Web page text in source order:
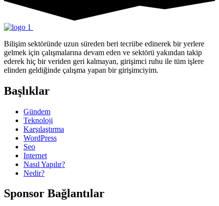
Bilişim sektöründe uzun süreden beri tecrübe edinerek bir yerlere
gelmek için çalışmalarına devam eden ve sektörü yakından takip
ederek hiç bir veriden geri kalmayan, girişimci ruhu ile tüm işlere
elinden geldiğinde çalışma yapan bir girişimciyim.
Başlıklar
Gündem
Teknoloji
Karşılaştırma
WordPress
Seo
Internet
Nasıl Yapılır?
Nedir?
Sponsor Bağlantılar